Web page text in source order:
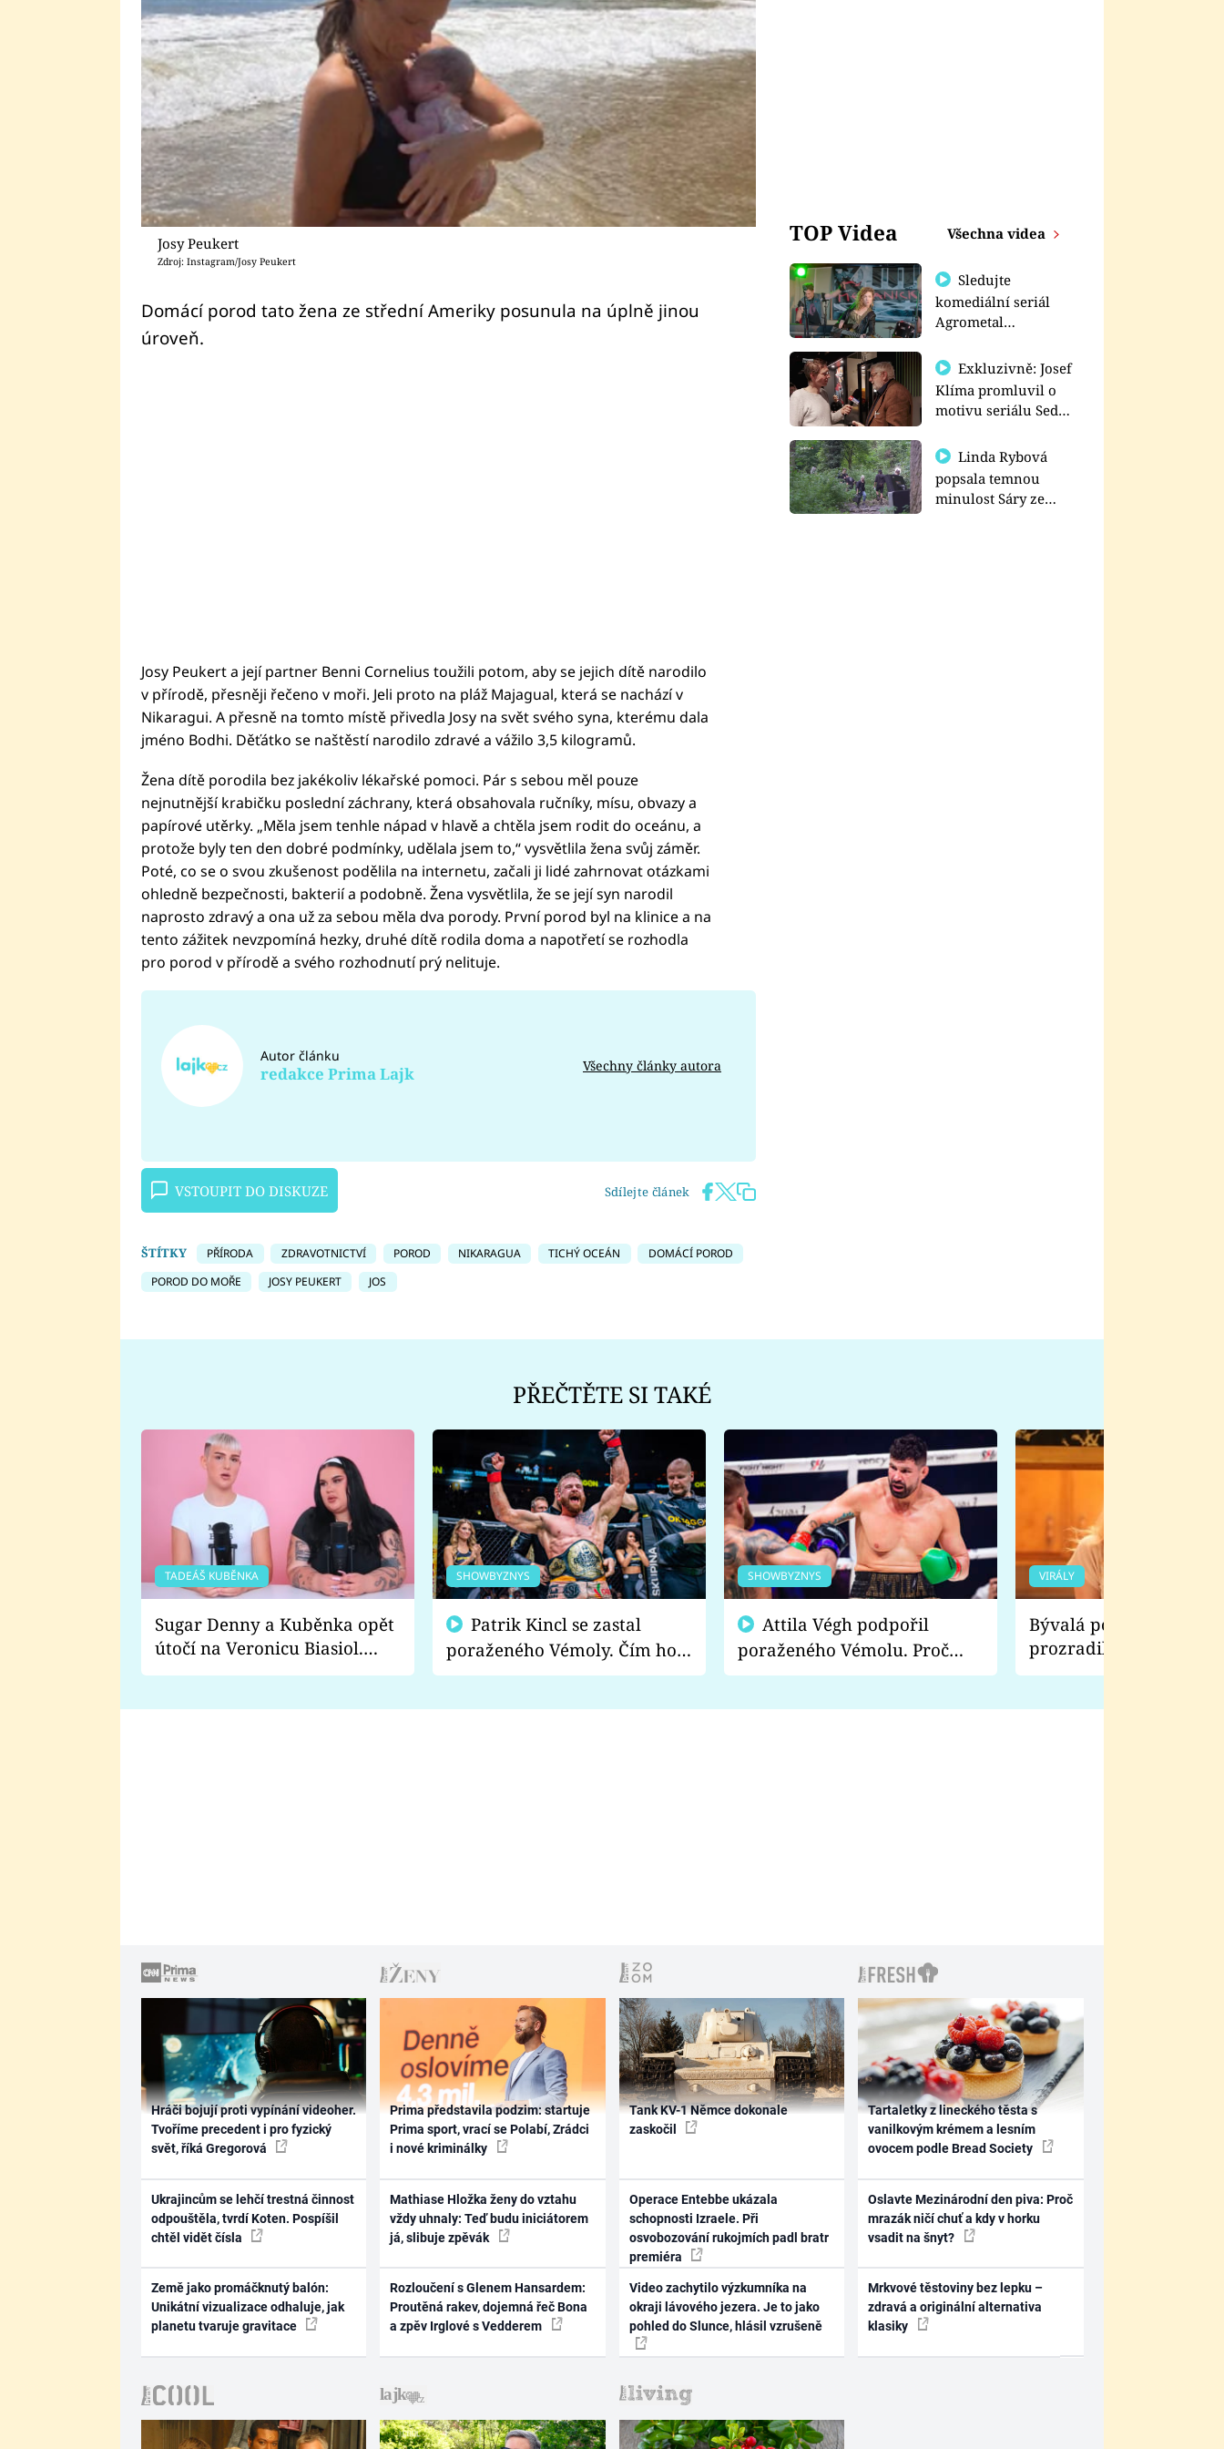
Josy Peukert
Zdroj: Instagram/Josy Peukert
Domácí porod tato žena ze střední Ameriky posunula na úplně jinou
úroveň.
Josy Peukert a její partner Benni Cornelius toužili potom, aby se jejich dítě narodilo
v přírodě, přesněji řečeno v moři. Jeli proto na pláž Majagual, která se nachází v
Nikaragui. A přesně na tomto místě přivedla Josy na svět svého syna, kterému dala
jméno Bodhi. Děťátko se naštěstí narodilo zdravé a vážilo 3,5 kilogramů.
Žena dítě porodila bez jakékoliv lékařské pomoci. Pár s sebou měl pouze
nejnutnější krabičku poslední záchrany, která obsahovala ručníky, mísu, obvazy a
papírové utěrky. „Měla jsem tenhle nápad v hlavě a chtěla jsem rodit do oceánu, a
protože byly ten den dobré podmínky, udělala jsem to,“ vysvětlila žena svůj záměr.
Poté, co se o svou zkušenost podělila na internetu, začali ji lidé zahrnovat otázkami
ohledně bezpečnosti, bakterií a podobně. Žena vysvětlila, že se její syn narodil
naprosto zdravý a ona už za sebou měla dva porody. První porod byl na klinice a na
tento zážitek nevzpomíná hezky, druhé dítě rodila doma a napotřetí se rozhodla
pro porod v přírodě a svého rozhodnutí prý nelituje.
Autor článku
redakce Prima Lajk Všechny články autora
VSTOUPIT DO DISKUZE Sdílejte článek
ŠTÍTKY PŘÍRODA ZDRAVOTNICTVÍ POROD NIKARAGUA TICHÝ OCEÁN
DOMÁCÍ POROD
POROD DO MOŘE
JOSY PEUKERT JOS
TOP Videa Všechna videa
Sledujte
komediální seriál
Agrometal
prima+
Exkluzivně: Josef
Klíma promluvil o
motivu seriálu Sedm
Linda Rybová
popsala temnou
minulost Sáry ze
PŘEČTĚTE SI TAKÉ
TADEÁŠ KUBĚNKA
Sugar Denny a Kuběnka opět
útočí na Veronicu Biasiol.
Proč je podle nich falešná a
SHOWBYZNYS
poraženého Vémoly. Čím ho
fanoušci naštvali?
SHOWBYZNYS
poraženého Vémolu. Proč
chce raději zápasit s ním než
VIRÁLY
Bývalá pornoherečka
prozradila, co ji
natáčení Euforie.
Hráči bojují proti vypínání videoher.
Tvoříme precedent i pro fyzický
svět, říká Gregorová
Ukrajincům se lehčí trestná činnost
odpouštěla, tvrdí Koten. Pospíšil
chtěl vidět čísla
Země jako promáčknutý balón:
Unikátní vizualizace odhaluje, jak
planetu tvaruje gravitace
Prima představila podzim: startuje
Prima sport, vrací se Polabí, Zrádci
i nové kriminálky
Mathiase Hložka ženy do vztahu
vždy uhnaly: Teď budu iniciátorem
já, slibuje zpěvák
Rozloučení s Glenem Hansardem:
Proutěná rakev, dojemná řeč Bona
a zpěv Irglové s Vedderem
Tank KV-1 Němce dokonale
zaskočil
Operace Entebbe ukázala
schopnosti Izraele. Při
osvobozování rukojmích padl bratr
premiéra
Video zachytilo výzkumníka na
okraji lávového jezera. Je to jako
pohled do Slunce, hlásil vzrušeně
Tartaletky z lineckého těsta s
vanilkovým krémem a lesním
ovocem podle Bread Society
Oslavte Mezinárodní den piva: Proč
mrazák ničí chuť a kdy v horku
vsadit na šnyt?
Mrkvové těstoviny bez lepku –
zdravá a originální alternativa
klasiky